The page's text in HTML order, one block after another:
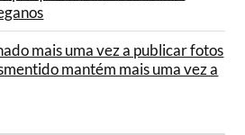
mais uma vez a publicar fotos
mantém mais uma vez a